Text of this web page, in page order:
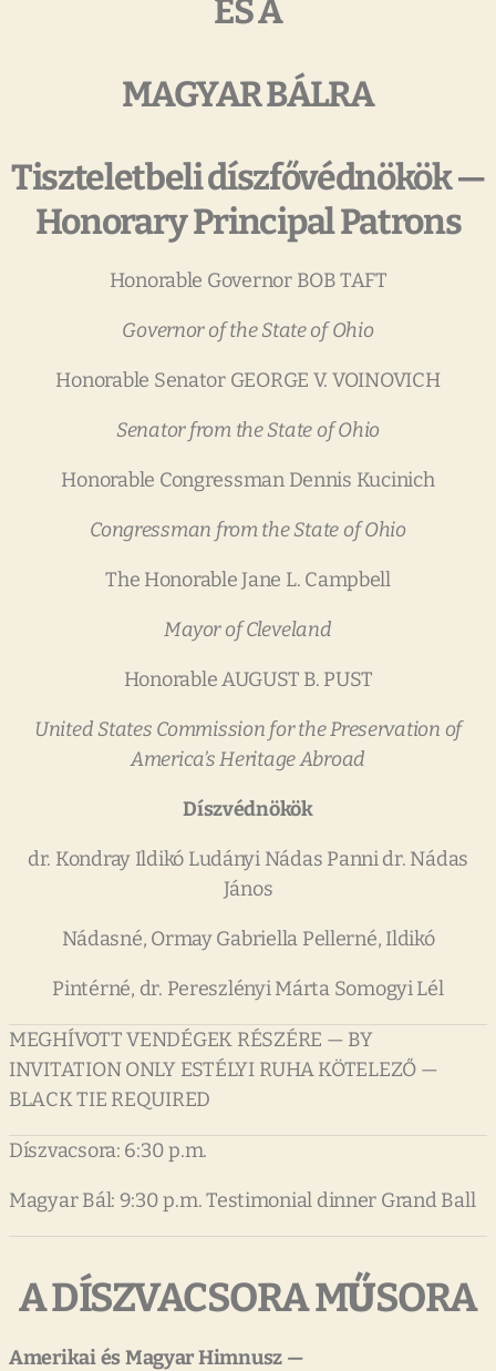
ÉSA
MAGYARBÁLRA
Tiszteletbelidíszfővédnökök—
HonoraryPrincipalPatrons
Honorable Governor BOB TAFT
Governor of the Stateof Ohio
Honorable Senator GEORGE V. VOINOVICH
Senator from theState of Ohio
Honorable Congressman Dennis Kucinich
Congressman fromtheState of Ohio
The Honorable Jane L. Campbell
Mayor of Cleveland
Honorable AUGUST B. PUST
United States Commission for thePreservation of
America’sHeritageAbroad
Díszvédnökök
dr. Kondray Ildikó Ludányi Nádas Panni dr. Nádas
János
Nádasné, Ormay Gabriella Pellerné, Ildikó
Pintérné, dr. Pereszlényi Márta Somogyi Lél
MEGHÍVOTT VENDÉGEK RÉSZÉRE — BY
INVITATION ONLY ESTÉLYI RUHA KÖTELEZŐ —
BLACK TIE REQUIRED
Díszvacsora: 6:30 p.m.
Magyar Bál: 9:30 p.m. Testimonial dinner Grand Ball
ADÍSZVACSORAMŰSORA
AmerikaiésMagyarHimnusz —